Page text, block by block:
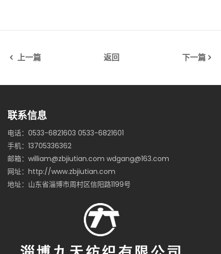
上一篇 返回 下一篇
联系信息
电话：0533-6821603 0533-6821601
手机：13705336362
邮箱：william@zbjiutian.com wdgang@163.com
网址：http://www.zbjiutian.com
地址：山东省淄博市周村区信阳路1199号